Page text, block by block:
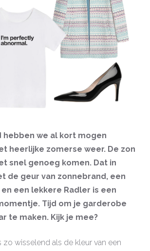
hebben we al kort mogen
heerlijke zomerse weer. De zon
snel genoeg komen. Dat in
de geur van zonnebrand, een
een lekkere Radler is een
Tijd om je garderobe
te maken. Kijk je mee?
zo wisselend als de kleur van een